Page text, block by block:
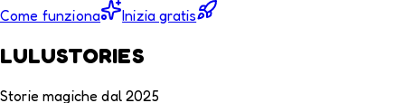
Come funziona Inizia gratis
LULUSTORIES
Storie magiche dal 2025